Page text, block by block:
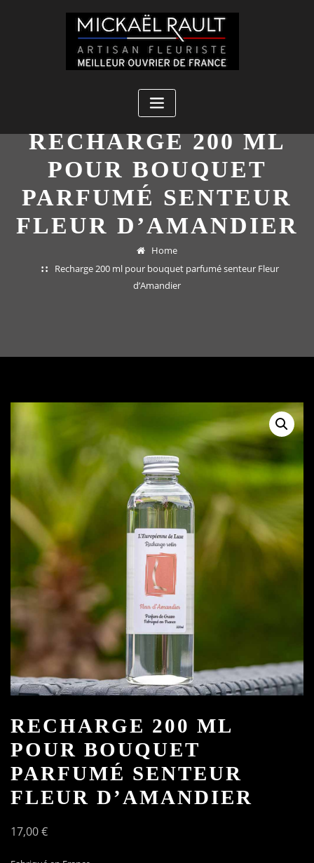
RECHARGE 200 ML
POUR BOUQUET
PARFUMÉ SENTEUR
FLEUR D’AMANDIER
Home
Recharge 200 ml pour bouquet parfumé senteur Fleur
d’Amandier
RECHARGE 200 ML
POUR BOUQUET
PARFUMÉ SENTEUR
FLEUR D’AMANDIER
17,00€